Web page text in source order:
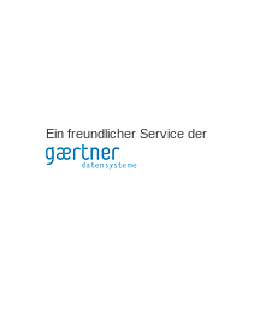
Ein freundlicher Service der